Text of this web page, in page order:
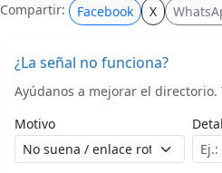
Compartir: Facebook X
¿La señal no funciona?
Ayúdanos a mejorar el
Motivo